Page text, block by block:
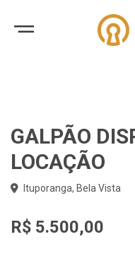
GALPÃO
LOCAÇÃO
Ituporanga, Bela Vista
R$ 5.500,00